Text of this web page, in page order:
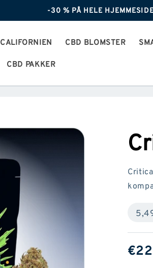
-30 % PÅ HELE
CALIFORNIEN CBD BLOMSTER
CBD PAKKER